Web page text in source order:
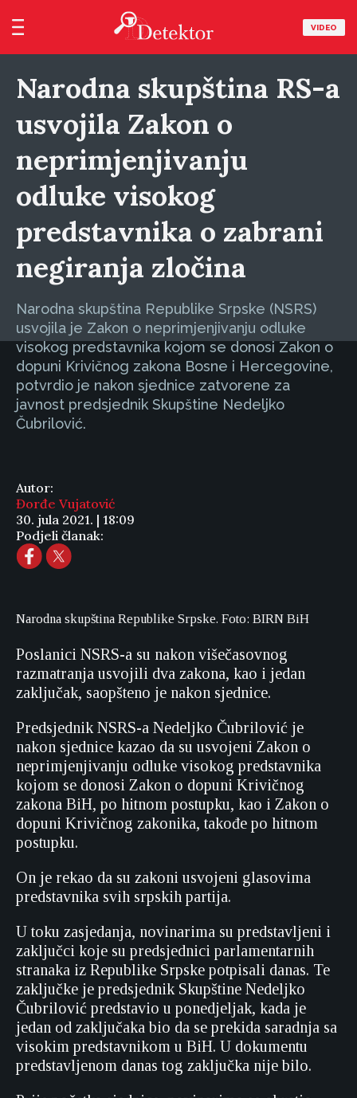
VIDEO
Narodna skupština RS-a
usvojila Zakon o
neprimjenjivanju
odluke visokog
predstavnika o zabrani
negiranja zločina
Narodna skupština Republike Srpske (NSRS)
usvojila je Zakon o neprimjenjivanju odluke
visokog predstavnika kojom se donosi Zakon o
dopuni Krivičnog zakona Bosne i Hercegovine,
potvrdio je nakon sjednice zatvorene za
javnost predsjednik Skupštine Nedeljko
Čubrilović.
Autor:
Đorđe Vujatović
30. jula 2021. | 18:09
Podjeli članak:
Narodna skupština Republike Srpske. Foto: BIRN BiH
Poslanici NSRS-a su nakon višečasovnog
razmatranja usvojili dva zakona, kao i jedan
zaključak, saopšteno je nakon sjednice.
Predsjednik NSRS-a Nedeljko Čubrilović je
nakon sjednice kazao da su usvojeni Zakon o
neprimjenjivanju odluke visokog predstavnika
kojom se donosi Zakon o dopuni Krivičnog
zakona BiH, po hitnom postupku, kao i Zakon o
dopuni Krivičnog zakonika, takođe po hitnom
postupku.
On je rekao da su zakoni usvojeni glasovima
predstavnika svih srpskih partija.
U toku zasjedanja, novinarima su predstavljeni i
zaključci koje su predsjednici parlamentarnih
stranaka iz Republike Srpske potpisali danas. Te
zaključke je predsjednik Skupštine Nedeljko
Čubrilović predstavio u ponedjeljak, kada je
jedan od zaključaka bio da se prekida saradnja sa
visokim predstavnikom u BiH. U dokumentu
predstavljenom danas tog zaključka nije bilo.